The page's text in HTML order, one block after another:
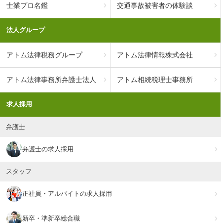
士業プロ名鑑 交通事故被害者の体験談
法人グループ
アトム法律税務グループ アトム法律情報株式会社
アトム法律事務所弁護士法人 アトム相続税理士事務所
求人採用
弁護士
弁護士の求人採用
スタッフ
正社員・アルバイトの求人採用
新卒・準新卒総合職